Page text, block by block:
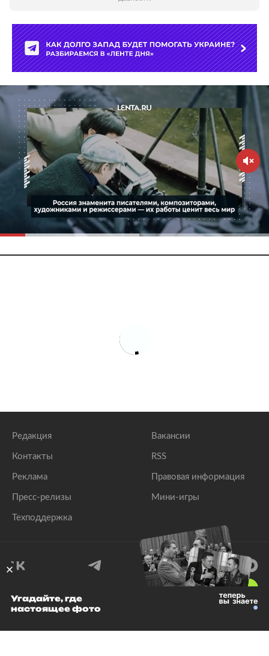
Редакция
Контакты
Реклама
Пресс-релизы
Техподдержка
Вакансии
RSS
Правовая информация
Мини-игры
© 1999–2026 Все права защищены.
Угадайте, где
настоящее фото